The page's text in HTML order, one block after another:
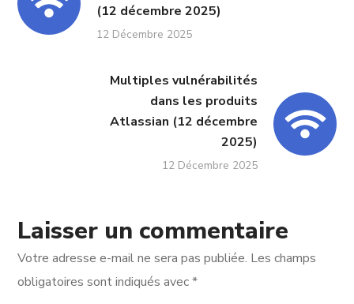
(12 décembre 2025)
12 Décembre 2025
Multiples vulnérabilités
dans les produits
Atlassian (12 décembre
2025)
12 Décembre 2025
Laisser un commentaire
Votre adresse e-mail ne sera pas publiée. Les champs
obligatoires sont indiqués avec*